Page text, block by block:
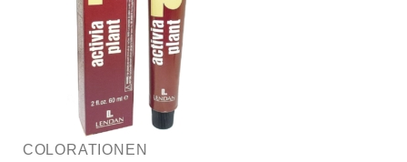
COLORATIONEN